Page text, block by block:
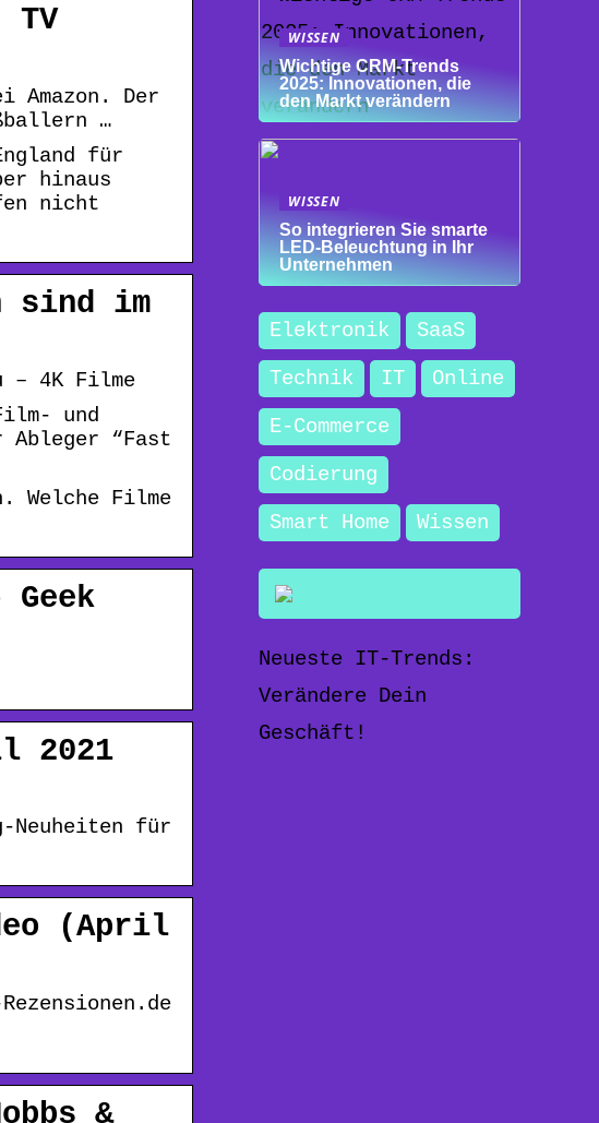
TV
Der
…
für
hinaus
nicht
sind im
– 4K Filme
und
“Fast
Welche Filme
2021
Neuheiten für
(April
&
WISSEN
Wichtige CRM-Trends
2025: Innovationen, die
den Markt verändern
WISSEN
So integrieren Sie smarte
LED-Beleuchtung in Ihr
Unternehmen
Elektronik
SaaS
Technik
IT
Online
E-Commerce
Codierung
Smart Home
Wissen
Neueste IT-Trends:
Verändere Dein
Geschäft!